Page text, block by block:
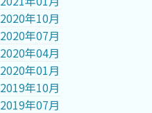
2020年10月
2020年07月
2020年04月
2020年01月
2019年10月
2019年07月